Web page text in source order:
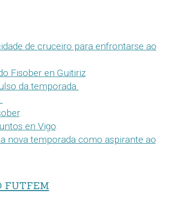
de cruceiro para enfrontarse ao
Fisober en Guitiriz
da temporada.
.
en Vigo.
nova temporada como aspirante ao
FUTFEM